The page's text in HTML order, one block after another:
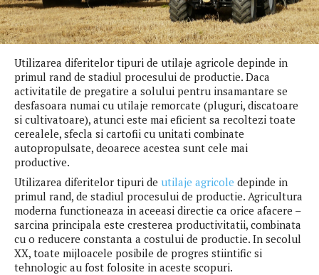
Utilizarea diferitelor tipuri de utilaje agricole depinde in
primul rand de stadiul procesului de productie. Daca
activitatile de pregatire a solului pentru insamantare se
desfasoara numai cu utilaje remorcate (pluguri, discatoare
si cultivatoare), atunci este mai eficient sa recoltezi toate
cerealele, sfecla si cartofii cu unitati combinate
autopropulsate, deoarece acestea sunt cele mai
productive.
Utilizarea diferitelor tipuri de utilaje agricole depinde in
primul rand, de stadiul procesului de productie. Agricultura
moderna functioneaza in aceeasi directie ca orice afacere –
sarcina principala este cresterea productivitatii, combinata
cu o reducere constanta a costului de productie. In secolul
XX, toate mijloacele posibile de progres stiintific si
tehnologic au fost folosite in aceste scopuri.